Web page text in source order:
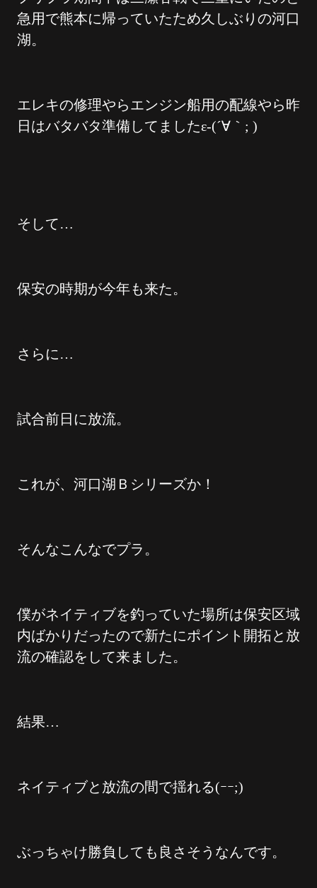
急用で熊本に帰っていたため久しぶりの河口
湖。
エレキの修理やらエンジン船用の配線やら昨
日はバタバタ準備してましたε-(´∀｀; )
そして…
保安の時期が今年も来た。
さらに…
試合前日に放流。
これが、河口湖Ｂシリーズか！
そんなこんなでプラ。
僕がネイティブを釣っていた場所は保安区域
内ばかりだったので新たにポイント開拓と放
流の確認をして来ました。
結果…
ネイティブと放流の間で揺れる(ｰｰ;)
ぶっちゃけ勝負しても良さそうなんです。